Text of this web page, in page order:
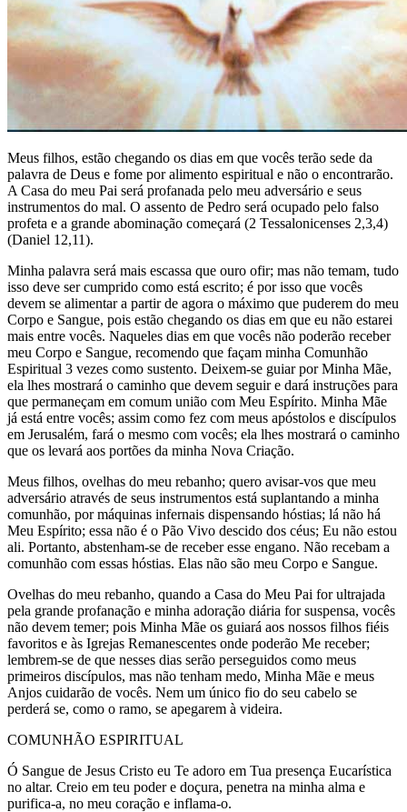
Meus filhos, estão chegando os dias em que vocês terão sede da
palavra de Deus e fome por alimento espiritual e não o encontrarão.
A Casa do meu Pai será profanada pelo meu adversário e seus
instrumentos do mal. O assento de Pedro será ocupado pelo falso
profeta e a grande abominação começará (2 Tessalonicenses 2,3,4)
(Daniel 12,11).
Minha palavra será mais escassa que ouro ofir; mas não temam, tudo
isso deve ser cumprido como está escrito; é por isso que vocês
devem se alimentar a partir de agora o máximo que puderem do meu
Corpo e Sangue, pois estão chegando os dias em que eu não estarei
mais entre vocês. Naqueles dias em que vocês não poderão receber
meu Corpo e Sangue, recomendo que façam minha Comunhão
Espiritual 3 vezes como sustento. Deixem-se guiar por Minha Mãe,
ela lhes mostrará o caminho que devem seguir e dará instruções para
que permaneçam em comum união com Meu Espírito. Minha Mãe
já está entre vocês; assim como fez com meus apóstolos e discípulos
em Jerusalém, fará o mesmo com vocês; ela lhes mostrará o caminho
que os levará aos portões da minha Nova Criação.
Meus filhos, ovelhas do meu rebanho; quero avisar-vos que meu
adversário através de seus instrumentos está suplantando a minha
comunhão, por máquinas infernais dispensando hóstias; lá não há
Meu Espírito; essa não é o Pão Vivo descido dos céus; Eu não estou
ali. Portanto, abstenham-se de receber esse engano. Não recebam a
comunhão com essas hóstias. Elas não são meu Corpo e Sangue.
Ovelhas do meu rebanho, quando a Casa do Meu Pai for ultrajada
pela grande profanação e minha adoração diária for suspensa, vocês
não devem temer; pois Minha Mãe os guiará aos nossos filhos fiéis
favoritos e às Igrejas Remanescentes onde poderão Me receber;
lembrem-se de que nesses dias serão perseguidos como meus
primeiros discípulos, mas não tenham medo, Minha Mãe e meus
Anjos cuidarão de vocês. Nem um único fio do seu cabelo se
perderá se, como o ramo, se apegarem à videira.
COMUNHÃO ESPIRITUAL
Ó Sangue de Jesus Cristo eu Te adoro em Tua presença Eucarística
no altar. Creio em teu poder e doçura, penetra na minha alma e
purifica-a, no meu coração e inflama-o.